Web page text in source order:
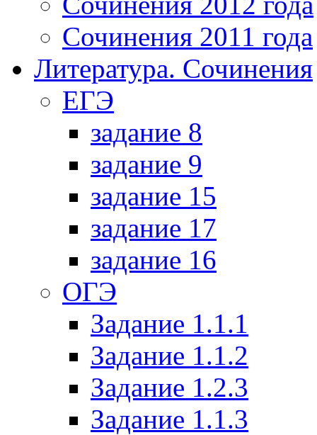
Сочинения 2011 года
Литература. Сочинения
ЕГЭ
задание 8
задание 9
задание 15
задание 17
задание 16
ОГЭ
Задание 1.1.1
Задание 1.1.2
Задание 1.2.3
Задание 1.1.3